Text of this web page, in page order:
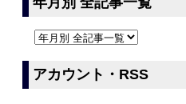
アカウント・RSS